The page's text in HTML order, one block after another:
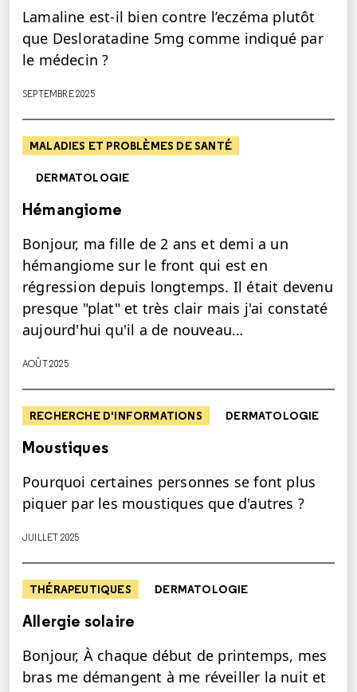
Lamaline est-il bien contre l’eczéma plutôt
que Desloratadine 5mg comme indiqué par
le médecin ?
SEPTEMBRE 2025
MALADIES ET PROBLÈMES DE SANTÉ
DERMATOLOGIE
Hémangiome
Bonjour, ma fille de 2 ans et demi a un
hémangiome sur le front qui est en
régression depuis longtemps. Il était devenu
presque "plat" et très clair mais j'ai constaté
aujourd'hui qu'il a de nouveau…
AOÛT 2025
RECHERCHE D'INFORMATIONS DERMATOLOGIE
Moustiques
Pourquoi certaines personnes se font plus
piquer par les moustiques que d'autres ?
JUILLET 2025
THÉRAPEUTIQUES DERMATOLOGIE
Allergie solaire
Bonjour, À chaque début de printemps, mes
bras me démangent à me réveiller la nuit et